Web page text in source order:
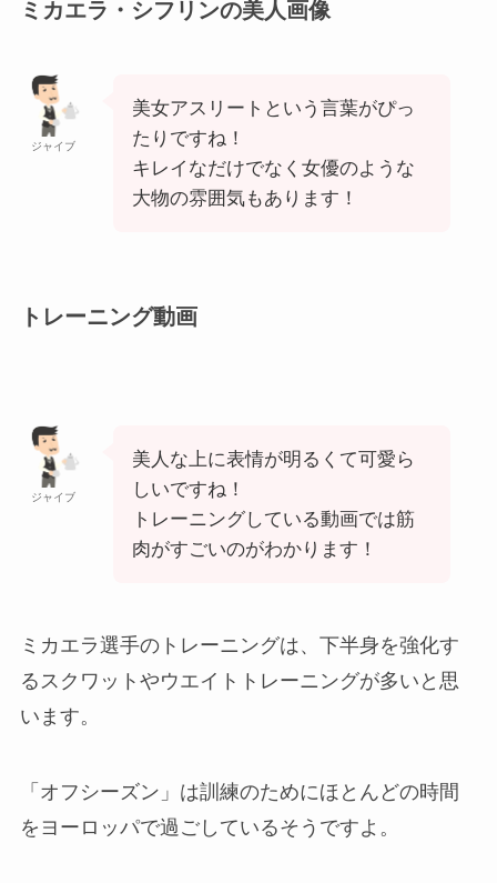
ミカエラ・シフリンの美人画像
ジャイブ
美女アスリートという言葉がぴっ
たりですね！
キレイなだけでなく女優のような
大物の雰囲気もあります！
トレーニング動画
ジャイブ
美人な上に表情が明るくて可愛ら
しいですね！
トレーニングしている動画では筋
肉がすごいのがわかります！
ミカエラ選手のトレーニングは、下半身を強化す
るスクワットやウエイトトレーニングが多いと思
います。
「オフシーズン」は訓練のためにほとんどの時間
をヨーロッパで過ごしているそうですよ。